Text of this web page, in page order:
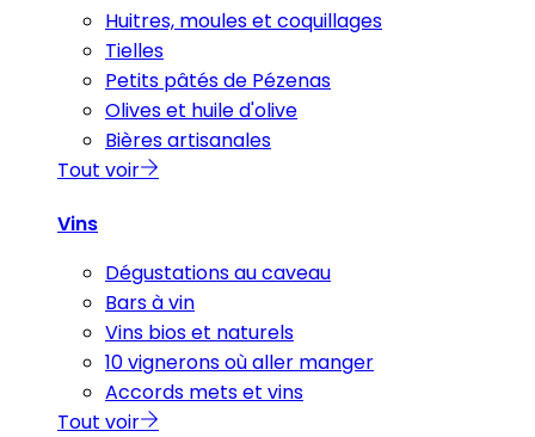
Huitres, moules et coquillages
Tielles
Petits pâtés de Pézenas
Olives et huile d'olive
Bières artisanales
Tout voir
Vins
Dégustations au caveau
Bars à vin
Vins bios et naturels
10 vignerons où aller manger
Accords mets et vins
Tout voir